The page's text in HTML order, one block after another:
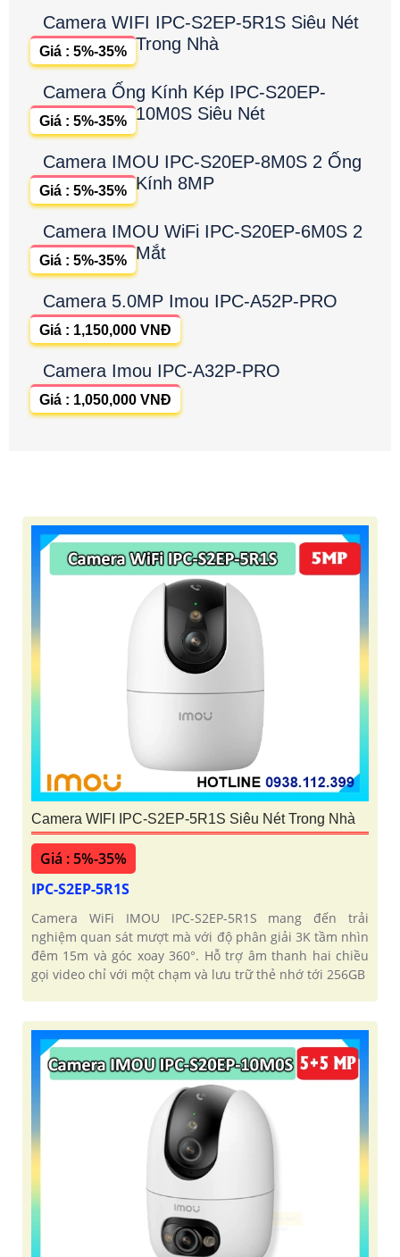
Camera WIFI IPC-S2EP-5R1S Siêu Nét
Trong Nhà
Giá : 5%-35%
Camera Ống Kính Kép IPC-S20EP-
10M0S Siêu Nét
Giá : 5%-35%
Camera IMOU IPC-S20EP-8M0S 2 Ống
Kính 8MP
Giá : 5%-35%
Camera IMOU WiFi IPC-S20EP-6M0S 2
Mắt
Giá : 5%-35%
Camera 5.0MP Imou IPC-A52P-PRO
Giá : 1,150,000 VNĐ
Camera Imou IPC-A32P-PRO
Giá : 1,050,000 VNĐ
Camera WIFI IPC-S2EP-5R1S Siêu Nét Trong Nhà
Giá : 5%-35%
IPC-S2EP-5R1S
Camera WiFi IMOU IPC-S2EP-5R1S mang đến trải
nghiệm quan sát mượt mà với độ phân giải 3K tầm nhìn
đêm 15m và góc xoay 360°. Hỗ trợ âm thanh hai chiều
gọi video chỉ với một chạm và lưu trữ thẻ nhớ tới 256GB